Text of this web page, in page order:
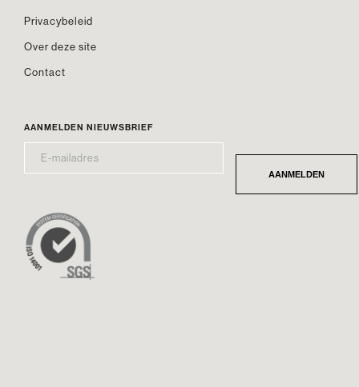
Privacybeleid
Over deze site
Contact
AANMELDEN NIEUWSBRIEF
MAILADRES* AANMELDEN